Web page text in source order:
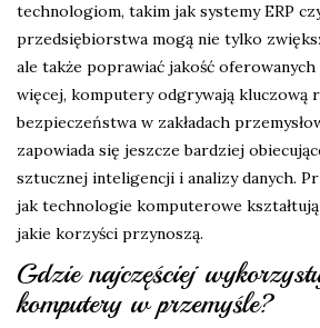
technologiom, takim jak systemy ERP
przedsiębiorstwa mogą nie tylko
ale także poprawiać jakość
więcej, komputery odgrywają kluczową
bezpieczeństwa w zakładach
zapowiada się jeszcze bardziej
sztucznej inteligencji i analizy danych.
jak technologie komputerowe
jakie korzyści przynoszą.
Gdzie najczęściej
komputery w przemyśle?